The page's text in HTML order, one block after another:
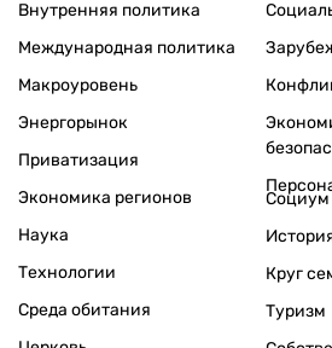
Внутренняя политика
Международная политика
Макроуровень
Энергорынок
Приватизация
Экономика регионов
Наука
Технологии
Среда обитания
Социум
Круг
Туризм